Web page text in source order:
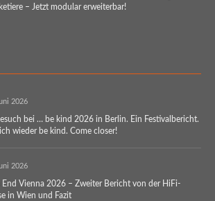
– Jetzt modular erweiterbar!
2026
bei … be kind 2026 in Berlin. Ein Festivalbericht.
wieder be kind. Come closer!
2026
End Vienna 2026 – Zweiter Bericht von der HiFi-
in Wien und Fazit